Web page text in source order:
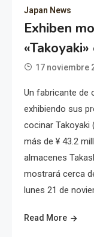
Japan News
Exhiben
17 noviembre
Un fabricante de
exhibiendo sus
cocinar Takoyaki
más de ¥ 43.2
almacenes
mostrará cerca
lunes 21 de
Read More